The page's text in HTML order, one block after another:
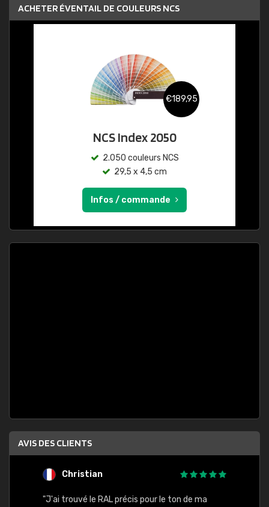
ACHETER ÉVENTAIL DE COULEURS NCS
€189,95
NCS Index 2050
2.050 couleurs NCS
29,5 x 4,5 cm
Infos / commande
AVIS DES CLIENTS
Christian
"J'ai trouvé le RAL précis pour le ton de ma